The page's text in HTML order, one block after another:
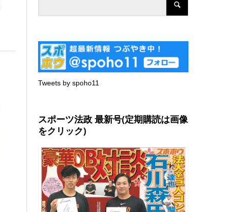
Tweets by spoho11
スポーツ法政 最新号(定期購読は画像
をクリック)